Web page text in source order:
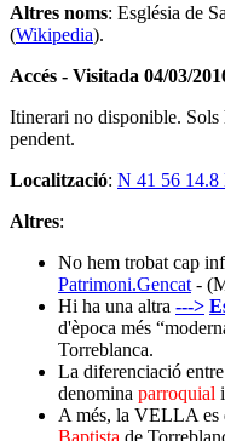
Altres noms: Església de
(Wikipedia).
Accés - Visitada 04/03/
Itinerari no disponible. Sols
pendent.
Localització: N 41 56 14.8
Altres:
No hem trobat cap
Patrimoni.Gencat -
Hi ha una altra --->
d'època més
Torreblanca.
La diferenciació
denomina parroquial
A més, la VELLA es
Baptista de